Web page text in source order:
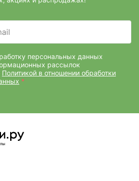
персональных данных
рассылок
Политикой в отношении обработки
*